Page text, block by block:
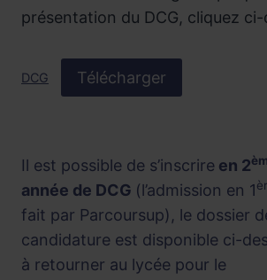
présentation du DCG, cliquez ci-
DCG Télécharger
Il est possible de s’inscrire en 2
année de DCG (l’admission en 1
fait par Parcoursup), le dossier
candidature est disponible ci-
à retourner au lycée pour le